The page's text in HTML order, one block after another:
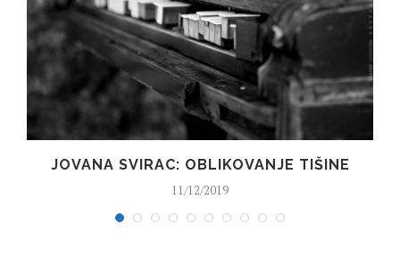
JOVANA SVIRAC: OBLIKOVANJE TIŠINE
11/12/2019